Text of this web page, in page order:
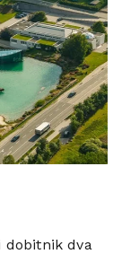
dobitnik dva